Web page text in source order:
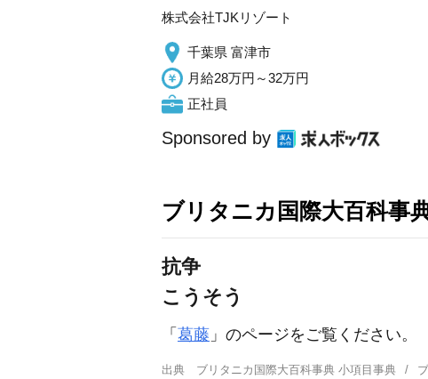
株式会社TJKリゾート
千葉県 富津市
月給28万円～32万円
正社員
Sponsored by
ブリタニカ国際大百科事
抗争
こうそう
「 葛藤 」のページをご覧ください。
出典 ブリタニカ国際大百科事典 小項目事典